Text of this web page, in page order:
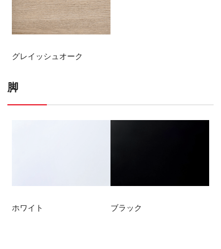
グレイッシュオーク
脚
ホワイト ブラック